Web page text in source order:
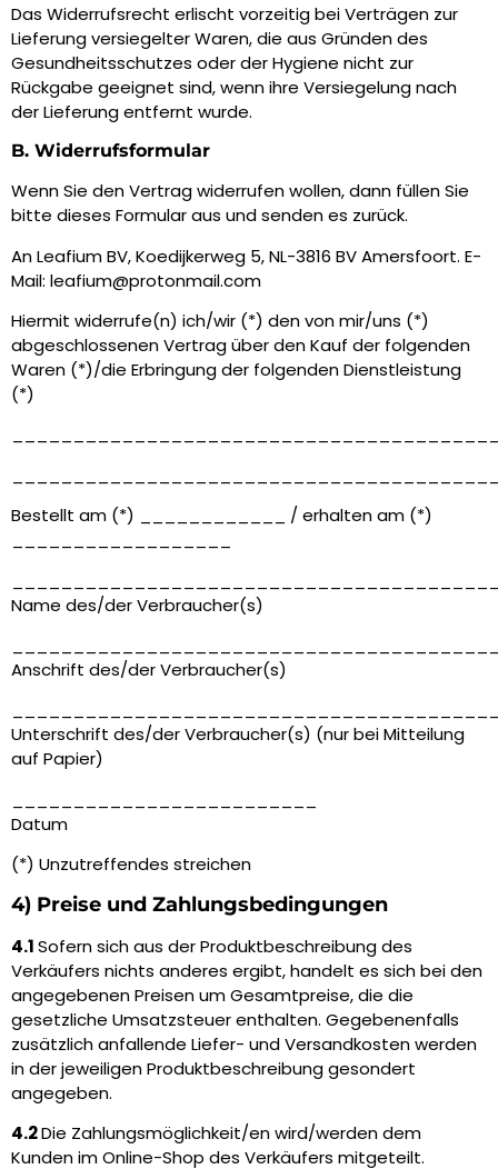
Das Widerrufsrecht erlischt vorzeitig bei Verträgen zur
Lieferung versiegelter Waren, die aus Gründen des
Gesundheitsschutzes oder der Hygiene nicht zur
Rückgabe geeignet sind, wenn ihre Versiegelung nach
der Lieferung entfernt wurde.
B. Widerrufsformular
Wenn Sie den Vertrag widerrufen wollen, dann füllen Sie
bitte dieses Formular aus und senden es zurück.
An Leafium BV, Koedijkerweg 5, NL-3816 BV Amersfoort. E-
Mail: leafium@protonmail.com
Hiermit widerrufe(n) ich/wir (*) den von mir/uns (*)
abgeschlossenen Vertrag über den Kauf der folgenden
Waren (*)/die Erbringung der folgenden Dienstleistung
(*)
Bestellt am (*) ____________ / erhalten am (*)
Name des/der Verbraucher(s)
Anschrift des/der Verbraucher(s)
Unterschrift des/der Verbraucher(s) (nur bei Mitteilung
auf Papier)
Datum
(*) Unzutreffendes streichen
4) Preise und Zahlungsbedingungen
4.1Sofern sich aus der Produktbeschreibung des
Verkäufers nichts anderes ergibt, handelt es sich bei den
angegebenen Preisen um Gesamtpreise, die die
gesetzliche Umsatzsteuer enthalten. Gegebenenfalls
zusätzlich anfallende Liefer- und Versandkosten werden
in der jeweiligen Produktbeschreibung gesondert
angegeben.
4.2Die Zahlungsmöglichkeit/en wird/werden dem
Kunden im Online-Shop des Verkäufers mitgeteilt.